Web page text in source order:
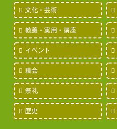
文化・芸術
教養・実用・講座
イベント
議会
祭礼
歴史